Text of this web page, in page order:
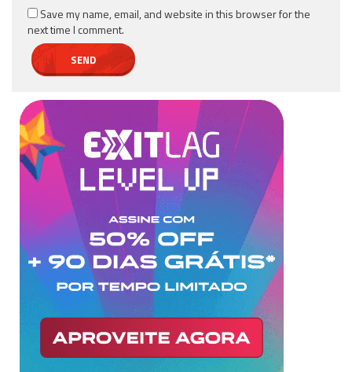
Save my name, email, and website in this browser for the
next time I comment.